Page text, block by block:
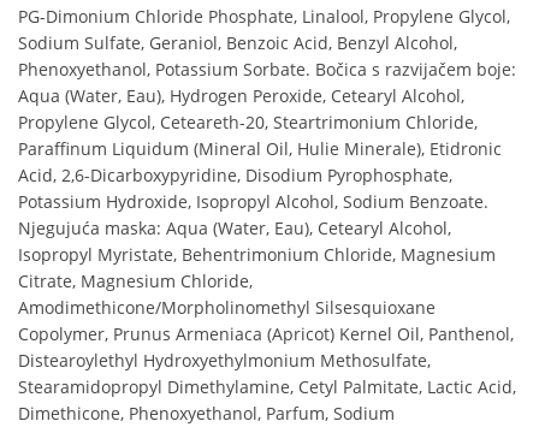
PG-Dimonium Chloride Phosphate, Linalool, Propylene Glycol,
Sodium Sulfate, Geraniol, Benzoic Acid, Benzyl Alcohol,
Phenoxyethanol, Potassium Sorbate. Bočica s razvijačem boje:
Aqua (Water, Eau), Hydrogen Peroxide, Cetearyl Alcohol,
Propylene Glycol, Ceteareth-20, Steartrimonium Chloride,
Paraffinum Liquidum (Mineral Oil, Hulie Minerale), Etidronic
Acid, 2,6-Dicarboxypyridine, Disodium Pyrophosphate,
Potassium Hydroxide, Isopropyl Alcohol, Sodium Benzoate.
Njegujuća maska: Aqua (Water, Eau), Cetearyl Alcohol,
Isopropyl Myristate, Behentrimonium Chloride, Magnesium
Citrate, Magnesium Chloride,
Amodimethicone/Morpholinomethyl Silsesquioxane
Copolymer, Prunus Armeniaca (Apricot) Kernel Oil, Panthenol,
Distearoylethyl Hydroxyethylmonium Methosulfate,
Stearamidopropyl Dimethylamine, Cetyl Palmitate, Lactic Acid,
Dimethicone, Phenoxyethanol, Parfum, Sodium